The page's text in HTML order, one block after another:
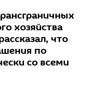
хозяйства
что
по
со всеми